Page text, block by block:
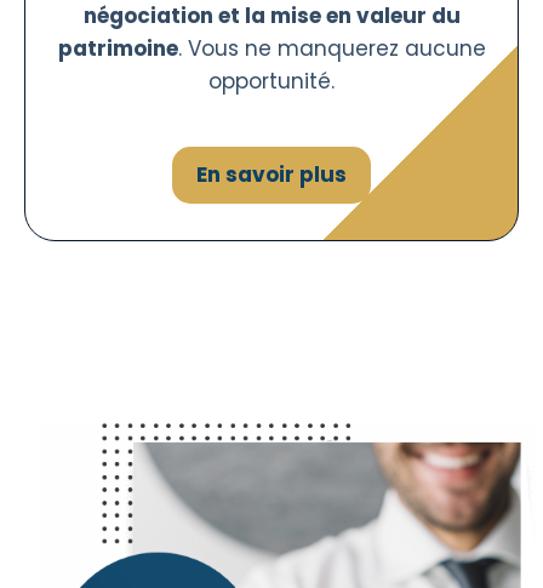
négociation et la mise en valeur du
patrimoine. Vous ne manquerez aucune
opportunité.
En savoir plus